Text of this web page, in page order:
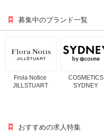
募集中のブランド一覧
Frola Notice
JILLSTUART
COSMETICS
SYDNEY
おすすめの求人特集